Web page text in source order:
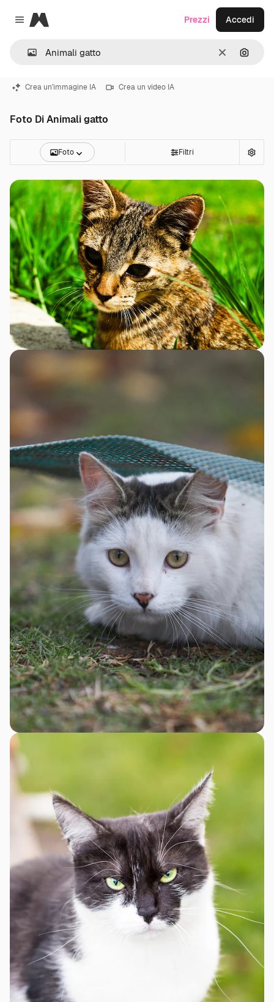
Close menu
Magnific
CancellaCerca
Prezzi Accedi
Crea un'immagine IA Crea un video IA
Foto Di Animali gatto
Foto Filtri